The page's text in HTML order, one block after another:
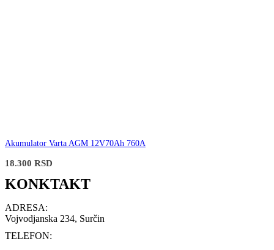
Akumulator Varta AGM 12V70Ah 760A
18.300 RSD
KONKTAKT
ADRESA:
Vojvodjanska 234, Surčin
TELEFON: